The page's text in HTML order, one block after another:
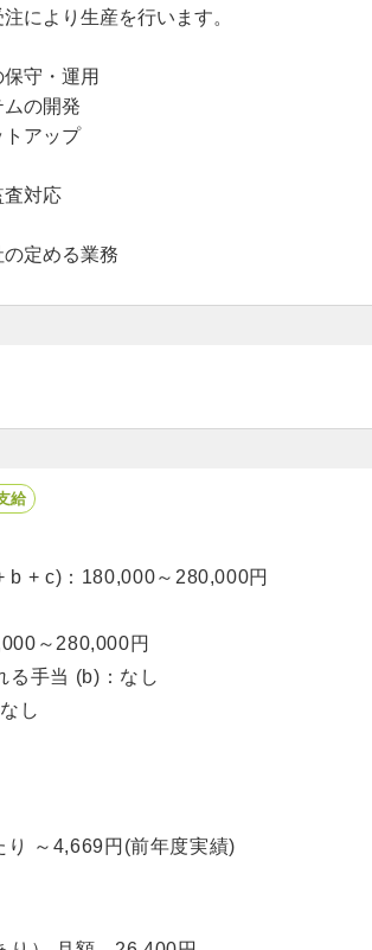
により生産を行います。
保守・運用
ムの開発
トアップ
査対応
の定める業務
給
b + c)：180,000～280,000円
～280,000円
る手当 (b)：なし
し
り ～4,669円(前年度実績)